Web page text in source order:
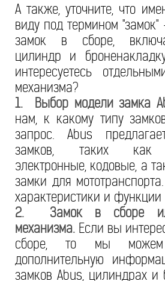
А также, уточните, что
виду под термином
замок в сборе,
цилиндр и
интересуетесь
механизма?
1. Выбор модели замка
нам, к какому типу
запрос. Abus
замков, таких как
электронные, кодовые, а
замки для
характеристики и
2. Замок в сборе
механизма. Если вы
сборе, то мы можем
дополнительную
замков Abus, цилиндрах и